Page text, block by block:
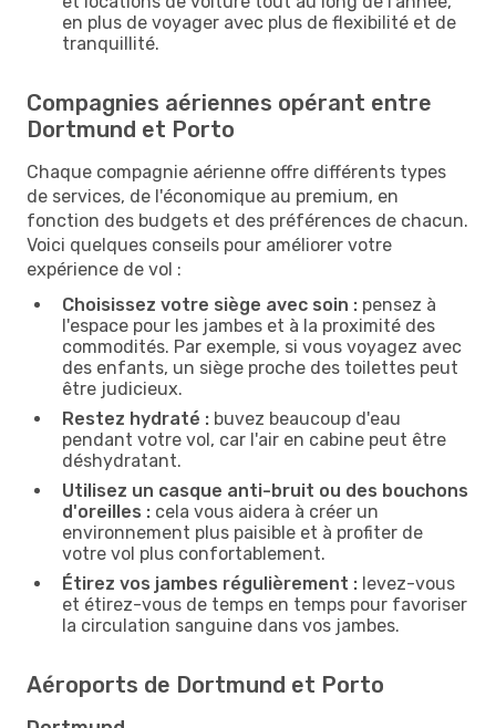
en plus de voyager avec plus de flexibilité et de
tranquillité.
Compagnies aériennes opérant entre
Dortmund et Porto
Chaque compagnie aérienne offre différents types
de services, de l'économique au premium, en
fonction des budgets et des préférences de chacun.
Voici quelques conseils pour améliorer votre
expérience de vol :
Choisissez votre siège avec soin : pensez à
l'espace pour les jambes et à la proximité des
commodités. Par exemple, si vous voyagez avec
des enfants, un siège proche des toilettes peut
être judicieux.
Restez hydraté : buvez beaucoup d'eau
pendant votre vol, car l'air en cabine peut être
déshydratant.
Utilisez un casque anti-bruit ou des bouchons
d'oreilles : cela vous aidera à créer un
environnement plus paisible et à profiter de
votre vol plus confortablement.
Étirez vos jambes régulièrement : levez-vous
et étirez-vous de temps en temps pour favoriser
la circulation sanguine dans vos jambes.
Aéroports de Dortmund et Porto